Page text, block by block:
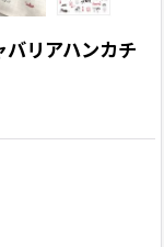
リアハンカチ